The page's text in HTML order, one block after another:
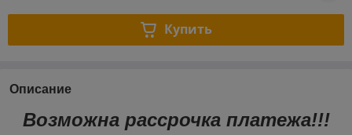
Купить
Описание
Возможна рассрочка платежа!!!